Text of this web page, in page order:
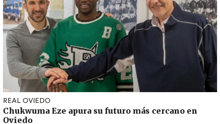
REAL OVIEDO
Chukwuma Eze apura su futuro más cercano en
Oviedo